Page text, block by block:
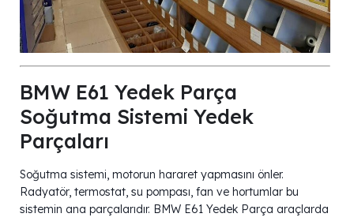
BMW E61 Yedek Parça
Soğutma Sistemi Yedek
Parçaları
Soğutma sistemi, motorun hararet yapmasını önler.
Radyatör, termostat, su pompası, fan ve hortumlar bu
sistemin ana parçalarıdır. BMW E61 Yedek Parça araçlarda